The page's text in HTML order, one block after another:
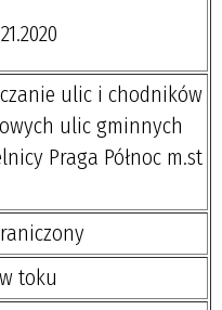
ulic i chodników
ulic gminnych
Praga Północ m.st
toku